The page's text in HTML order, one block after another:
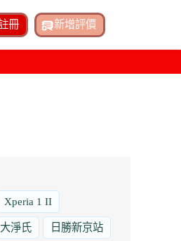
Xperia 1 II
大淨氏 日勝新京站